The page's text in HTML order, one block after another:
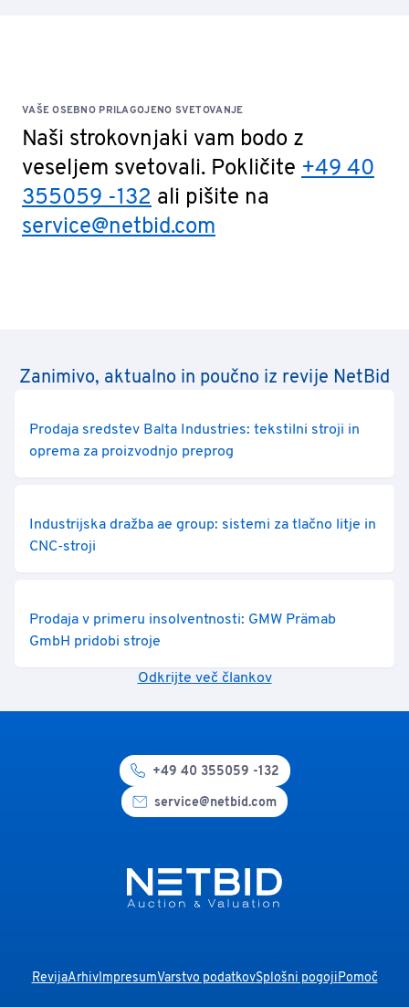
VAŠE OSEBNO PRILAGOJENO SVETOVANJE
Naši strokovnjaki vam bodo z
veseljem svetovali. Pokličite +49 40
355059 -132 ali pišite na
service@netbid.com
Zanimivo, aktualno in poučno iz revije NetBid
Prodaja sredstev Balta Industries: tekstilni stroji in
oprema za proizvodnjo preprog
Industrijska dražba ae group: sistemi za tlačno litje in
CNC-stroji
Prodaja v primeru insolventnosti: GMW Prämab
GmbH pridobi stroje
Odkrijte več člankov
+49 40 355059 -132
service@netbid.com
RevijaArhivImpresumVarstvo podatkovSplošni pogojiPomoč